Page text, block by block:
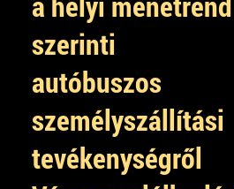
szerinti
autóbuszos
személyszállítási
tevékenységről